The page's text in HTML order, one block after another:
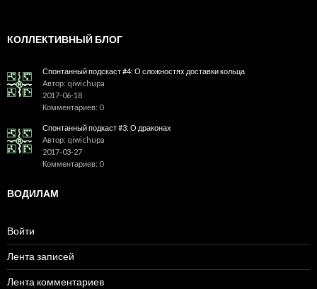
КОЛЛЕКТИВНЫЙ БЛОГ
Спонтанный подскаст #4: О сложностях доставки кольца
Автор: qiwichupa
2017-06-18
Комментариев: 0
Спонтанный подкаст #3: О драконах
Автор: qiwichupa
2017-03-27
Комментариев: 0
ВОДИЛАМ
Войти
Лента записей
Лента комментариев